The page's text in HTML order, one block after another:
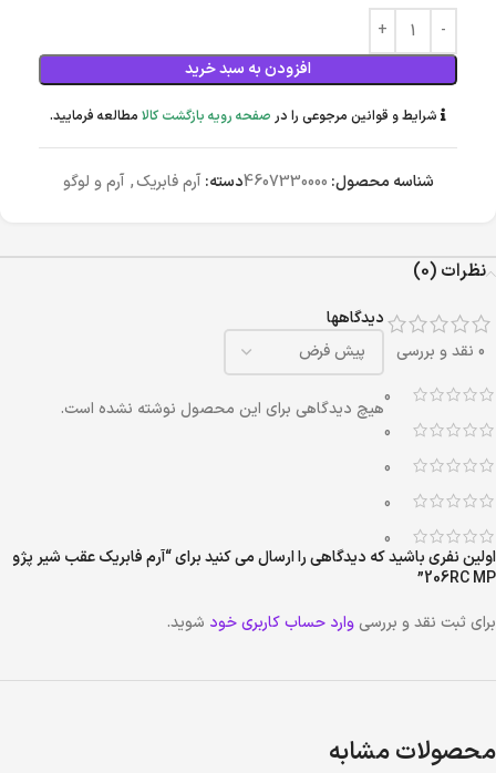
افزودن به سبد خرید
شرایط و قوانین مرجوعی را در صفحه رویه بازگشت کالا مطالعه فرمایید.
شناسه محصول: 4607330000دسته: آرم فابریک, آرم و لوگو
نظرات (0)
0 نقد و بررسی
0
0
0
0
0
دیدگاهها
هیچ دیدگاهی برای این محصول نوشته نشده است.
اولین نفری باشید که دیدگاهی را ارسال می کنید برای “آرم فابریک عقب شیر پژو
206RC MP”
برای ثبت نقد و بررسی وارد حساب کاربری خود شوید.
محصولات مشابه